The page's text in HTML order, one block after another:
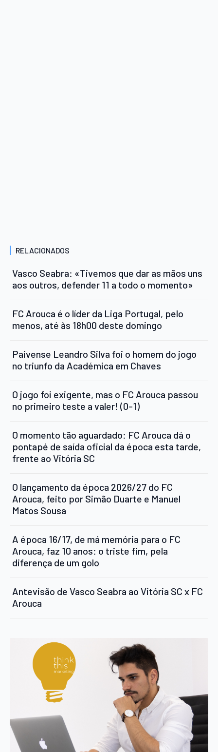
RELACIONADOS
Vasco Seabra: «Tivemos que dar as mãos uns
aos outros, defender 11 a todo o momento»
FC Arouca é o líder da Liga Portugal, pelo
menos, até às 18h00 deste domingo
Paivense Leandro Silva foi o homem do jogo
no triunfo da Académica em Chaves
O jogo foi exigente, mas o FC Arouca passou
no primeiro teste a valer! (0-1)
O momento tão aguardado: FC Arouca dá o
pontapé de saída oficial da época esta tarde,
frente ao Vitória SC
O lançamento da época 2026/27 do FC
Arouca, feito por Simão Duarte e Manuel
Matos Sousa
A época 16/17, de má memória para o FC
Arouca, faz 10 anos: o triste fim, pela
diferença de um golo
Antevisão de Vasco Seabra ao Vitória SC x FC
Arouca